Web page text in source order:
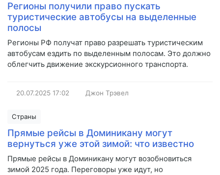
Регионы получили право пускать
туристические автобусы на выделенные
полосы
Регионы РФ получат право разрешать туристическим
автобусам ездить по выделенным полосам. Это должно
облегчить движение экскурсионного транспорта.
20.07.2025 17:02 Джон Трэвел
Страны
Прямые рейсы в Доминикану могут
вернуться уже этой зимой: что известно
Прямые рейсы в Доминикану могут возобновиться
зимой 2025 года. Переговоры уже идут, но